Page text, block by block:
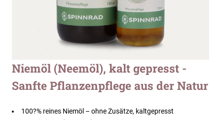
Zum
Anfang
der
Niemöl (Neemöl), kalt gepresst -
Sanfte Pflanzenpflege aus der Natur
100?% reines Niemöl – ohne Zusätze, kaltgepresst